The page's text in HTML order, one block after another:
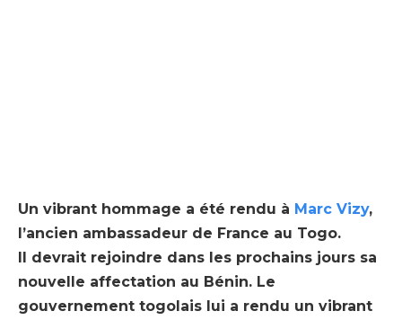
Un vibrant hommage a été rendu à Marc Vizy,
l’ancien ambassadeur de France au Togo.
Il devrait rejoindre dans les prochains jours sa
nouvelle affectation au Bénin. Le
gouvernement togolais lui a rendu un vibrant